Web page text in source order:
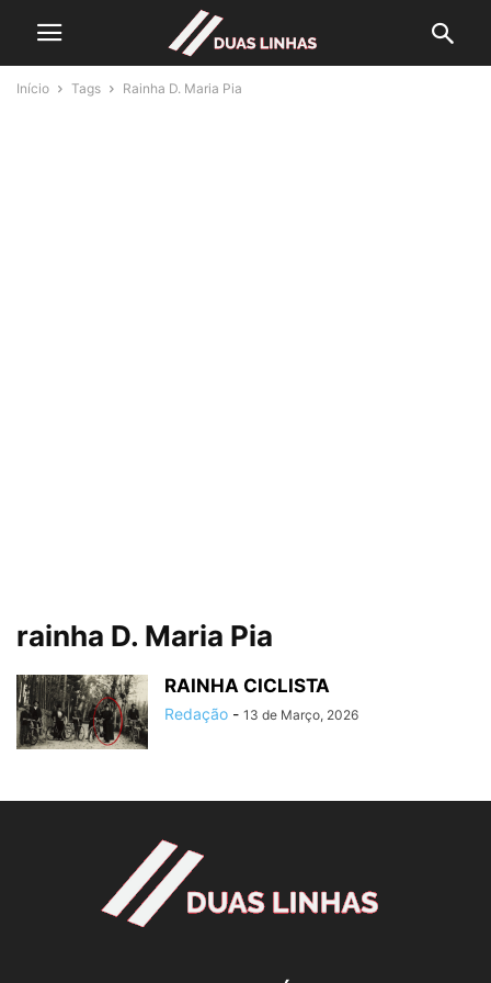
Início Tags Rainha D. Maria Pia
rainha D. Maria Pia
RAINHA CICLISTA
Redação - 13 de Março, 2026